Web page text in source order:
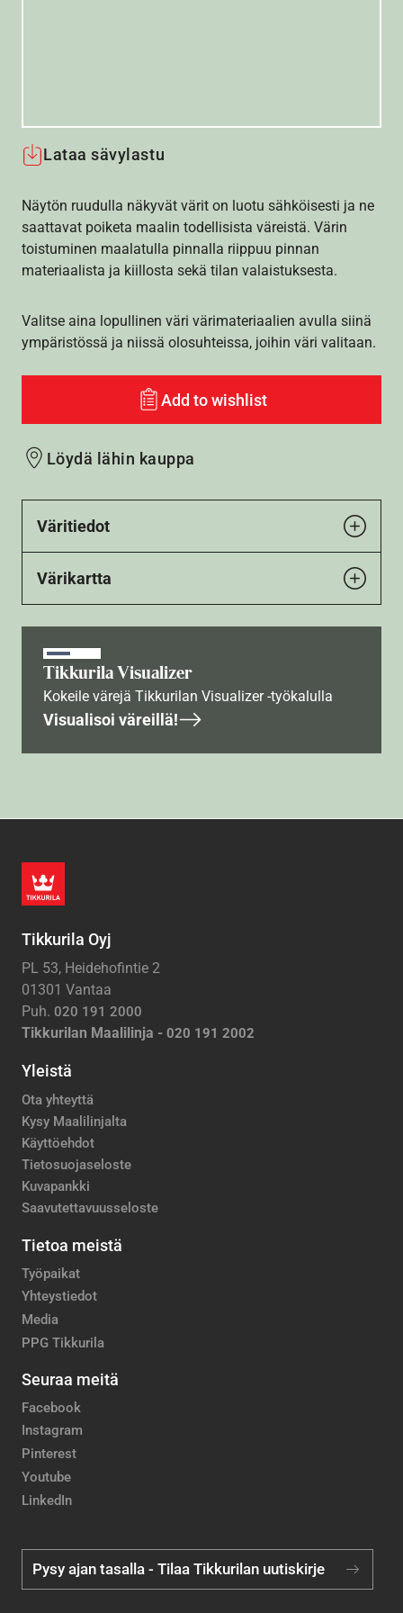
Lataa sävylastu
Näytön ruudulla näkyvät värit on luotu sähköisesti ja ne
saattavat poiketa maalin todellisista väreistä. Värin
toistuminen maalatulla pinnalla riippuu pinnan
materiaalista ja kiillosta sekä tilan valaistuksesta.
Valitse aina lopullinen väri värimateriaalien avulla siinä
ympäristössä ja niissä olosuhteissa, joihin väri valitaan.
Add to wishlist
Löydä lähin kauppa
Väritiedot
Värikartta
Tikkurila Visualizer
Kokeile värejä Tikkurilan Visualizer -työkalulla
Visualisoi väreillä!
Tikkurila Oyj
PL 53, Heidehofintie 2
01301 Vantaa
Puh. 020 191 2000
Tikkurilan Maalilinja - 020 191 2002
Yleistä
Ota yhteyttä
Kysy Maalilinjalta
Käyttöehdot
Tietosuojaseloste
Kuvapankki
Saavutettavuusseloste
Tietoa meistä
Työpaikat
Yhteystiedot
Media
PPG Tikkurila
Seuraa meitä
Facebook
Instagram
Pinterest
Youtube
LinkedIn
Pysy ajan tasalla - Tilaa Tikkurilan uutiskirje